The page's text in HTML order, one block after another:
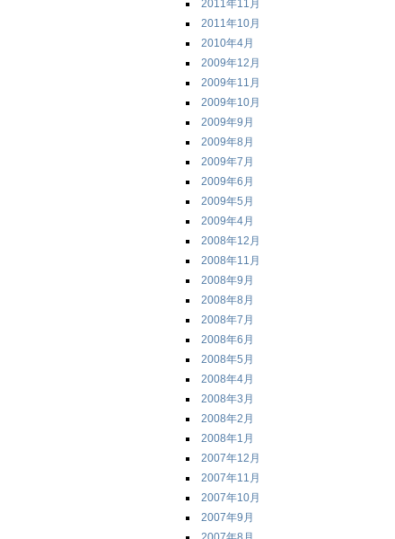
2011年11月
2011年10月
2010年4月
2009年12月
2009年11月
2009年10月
2009年9月
2009年8月
2009年7月
2009年6月
2009年5月
2009年4月
2008年12月
2008年11月
2008年9月
2008年8月
2008年7月
2008年6月
2008年5月
2008年4月
2008年3月
2008年2月
2008年1月
2007年12月
2007年11月
2007年10月
2007年9月